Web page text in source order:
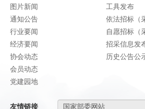
图片新闻
通知公告
行业要闻
经济要闻
协会动态
会员动态
党建园地
工具发布
依法招标（
自愿招标（
招采信息发
历史公告公
友情链接